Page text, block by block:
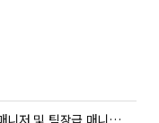
※태풍엔터테인먼트 현장 매니저 및 팀장급 매니저 공고